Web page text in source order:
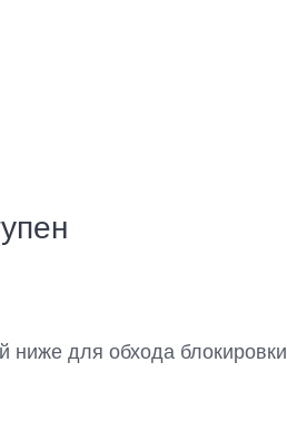
ниже для обхода блокировки